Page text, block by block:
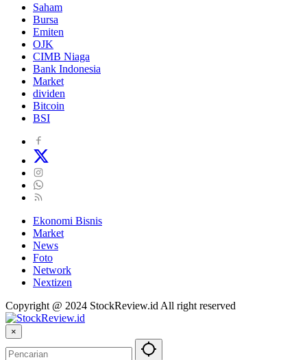
Saham
Bursa
Emiten
OJK
CIMB Niaga
Bank Indonesia
Market
dividen
Bitcoin
BSI
Ekonomi Bisnis
Market
News
Foto
Network
Nextizen
Copyright @ 2024 StockReview.id All right reserved
×